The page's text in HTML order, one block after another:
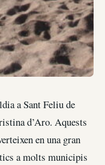
a Sant Feliu de
d’Aro. Aquests
en una gran
a molts municipis